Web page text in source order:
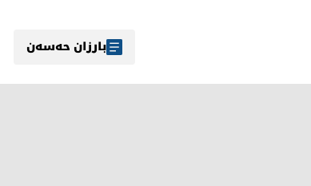
بارزان حەسەن